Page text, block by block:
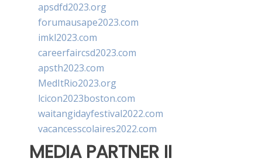
apsdfd2023.org
forumausape2023.com
imkl2023.com
careerfaircsd2023.com
apsth2023.com
MedItRio2023.org
lcicon2023boston.com
waitangidayfestival2022.com
vacancesscolaires2022.com
MEDIA PARTNER II